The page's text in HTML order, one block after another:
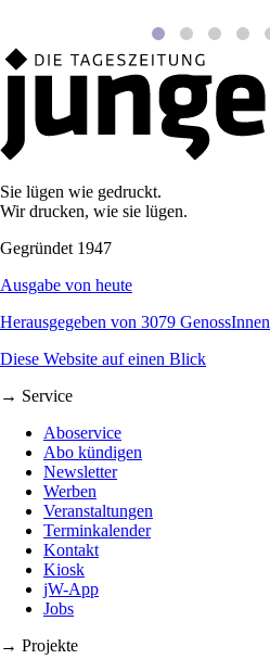
Sie lügen wie gedruckt.
Wir drucken, wie sie lügen.
Gegründet 1947
Ausgabe von heute
Herausgegeben von 3079 GenossInnen
Diese Website auf einen Blick
→ Service
Aboservice
Abo kündigen
Newsletter
Werben
Veranstaltungen
Terminkalender
Kontakt
Kiosk
jW-App
Jobs
→ Projekte